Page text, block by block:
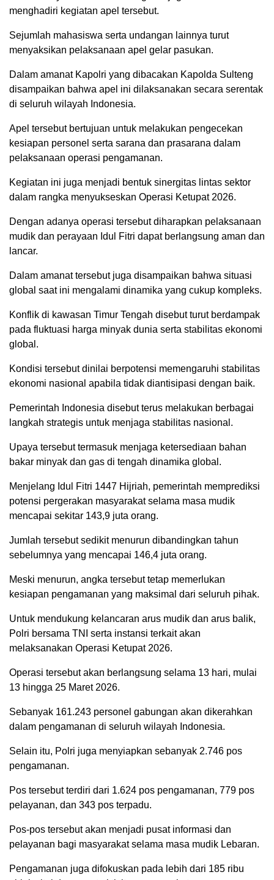
menghadiri kegiatan apel tersebut.
Sejumlah mahasiswa serta undangan lainnya turut
menyaksikan pelaksanaan apel gelar pasukan.
Dalam amanat Kapolri yang dibacakan Kapolda Sulteng
disampaikan bahwa apel ini dilaksanakan secara serentak
di seluruh wilayah Indonesia.
Apel tersebut bertujuan untuk melakukan pengecekan
kesiapan personel serta sarana dan prasarana dalam
pelaksanaan operasi pengamanan.
Kegiatan ini juga menjadi bentuk sinergitas lintas sektor
dalam rangka menyukseskan Operasi Ketupat 2026.
Dengan adanya operasi tersebut diharapkan pelaksanaan
mudik dan perayaan Idul Fitri dapat berlangsung aman dan
lancar.
Dalam amanat tersebut juga disampaikan bahwa situasi
global saat ini mengalami dinamika yang cukup kompleks.
Konflik di kawasan Timur Tengah disebut turut berdampak
pada fluktuasi harga minyak dunia serta stabilitas ekonomi
global.
Kondisi tersebut dinilai berpotensi memengaruhi stabilitas
ekonomi nasional apabila tidak diantisipasi dengan baik.
Pemerintah Indonesia disebut terus melakukan berbagai
langkah strategis untuk menjaga stabilitas nasional.
Upaya tersebut termasuk menjaga ketersediaan bahan
bakar minyak dan gas di tengah dinamika global.
Menjelang Idul Fitri 1447 Hijriah, pemerintah memprediksi
potensi pergerakan masyarakat selama masa mudik
mencapai sekitar 143,9 juta orang.
Jumlah tersebut sedikit menurun dibandingkan tahun
sebelumnya yang mencapai 146,4 juta orang.
Meski menurun, angka tersebut tetap memerlukan
kesiapan pengamanan yang maksimal dari seluruh pihak.
Untuk mendukung kelancaran arus mudik dan arus balik,
Polri bersama TNI serta instansi terkait akan
melaksanakan Operasi Ketupat 2026.
Operasi tersebut akan berlangsung selama 13 hari, mulai
13 hingga 25 Maret 2026.
Sebanyak 161.243 personel gabungan akan dikerahkan
dalam pengamanan di seluruh wilayah Indonesia.
Selain itu, Polri juga menyiapkan sebanyak 2.746 pos
pengamanan.
Pos tersebut terdiri dari 1.624 pos pengamanan, 779 pos
pelayanan, dan 343 pos terpadu.
Pos-pos tersebut akan menjadi pusat informasi dan
pelayanan bagi masyarakat selama masa mudik Lebaran.
Pengamanan juga difokuskan pada lebih dari 185 ribu